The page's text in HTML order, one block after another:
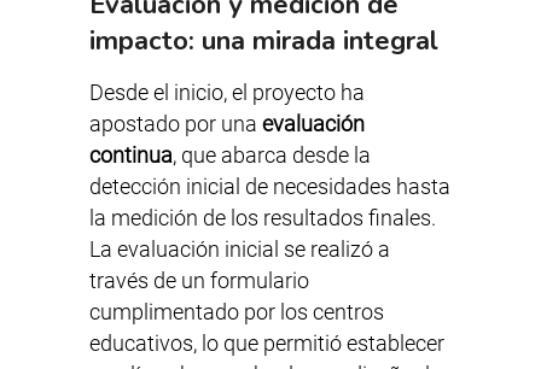
impacto: una mirada integral
Desde el inicio, el proyecto ha
apostado por una evaluación
continua, que abarca desde la
detección inicial de necesidades hasta
la medición de los resultados finales.
La evaluación inicial se realizó a
través de un formulario
cumplimentado por los centros
educativos, lo que permitió establecer